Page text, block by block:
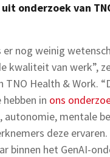
onderzoek van
nog weinig
kwaliteit van werk”,
Health & Work.
in ons
autonomie, mentale
deze ervaren.
binnen het GenAI-